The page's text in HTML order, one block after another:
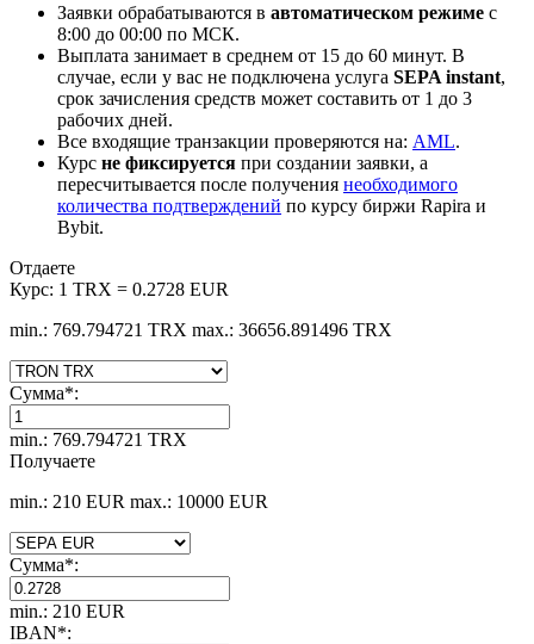
Заявки обрабатываются в автоматическом режиме с
8:00 до 00:00 по МСК.
Выплата занимает в среднем от 15 до 60 минут. В
случае, если у вас не подключена услуга SEPA instant,
срок зачисления средств может составить от 1 до 3
рабочих дней.
Все входящие транзакции проверяются на: AML.
Курс не фиксируется при создании заявки, а
пересчитывается после получения необходимого
количества подтверждений по курсу биржи Rapira и
Bybit.
Отдаете
Курс: 1 TRX = 0.2728 EUR
min.: 769.794721 TRX max.: 36656.891496 TRX
Сумма*:
min.: 769.794721 TRX
Получаете
min.: 210 EUR max.: 10000 EUR
Сумма*:
min.: 210 EUR
IBAN*: